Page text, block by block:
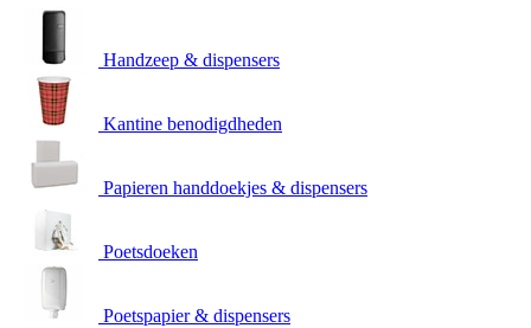
Handzeep & dispensers
Kantine benodigdheden
Papieren handdoekjes & dispensers
Poetsdoeken
Poetspapier & dispensers